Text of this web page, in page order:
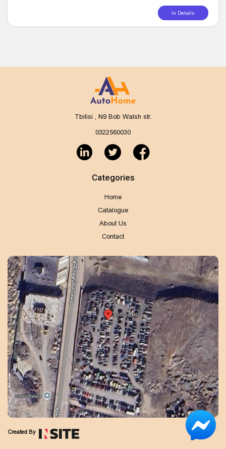
In Details
Tbilisi , N9 Bob Walsh str.
0322560030
Categories
Home
Catalogue
About Us
Contact
Created By